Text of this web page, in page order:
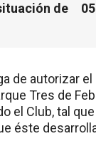
de
de autorizar
Tres de
el Club, tal
éste